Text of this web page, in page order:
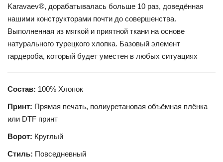
Karavaev®, дорабатывалась больше 10 раз, доведённая
нашими конструкторами почти до совершенства.
Выполненная из мягкой и приятной ткани на основе
натурального турецкого хлопка. Базовый элемент
гардероба, который будет уместен в любых ситуациях
Состав: 100% Хлопок
Принт: Прямая печать, полиуретановая объёмная плёнка
или DTF принт
Ворот: Круглый
Стиль: Повседневный